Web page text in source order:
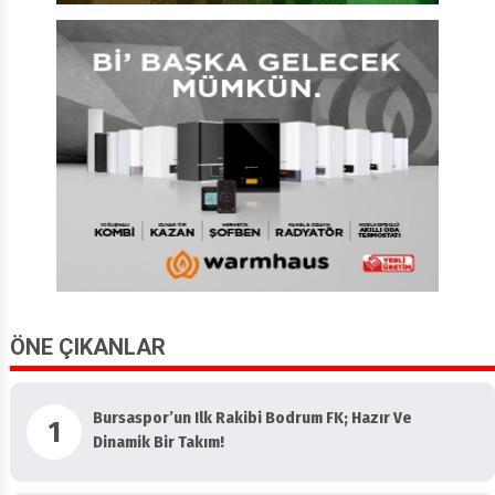
ÖNE ÇIKANLAR
1
Bursaspor’un Ilk Rakibi Bodrum FK; Hazır Ve
Dinamik Bir Takım!